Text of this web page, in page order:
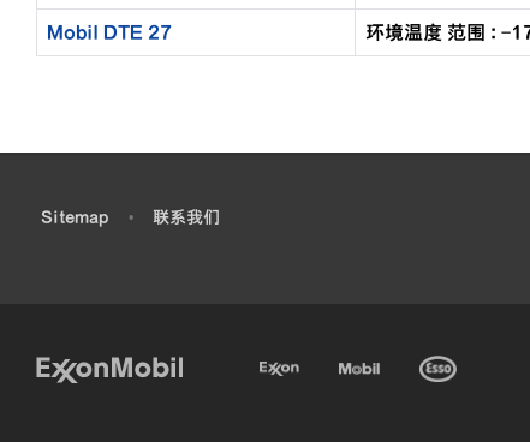
Mobil DTE 27 环境温度 范围 :
Sitemap • 联系我们